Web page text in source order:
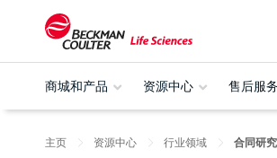
商城和产品 资源中心 售后服务
主页 资源中心 行业领域 合同研